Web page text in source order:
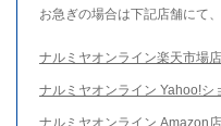
お急ぎの場合は下記店舗にて
ナルミヤオンライン楽天市場店
ナルミヤオンライン Yahoo!シ
ナルミヤオンライン Amazon店